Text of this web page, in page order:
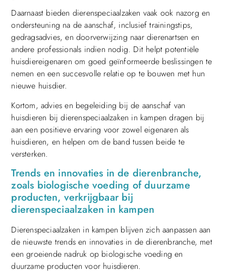
Daarnaast bieden dierenspeciaalzaken vaak ook nazorg en
ondersteuning na de aanschaf, inclusief trainingstips,
gedragsadvies, en doorverwijzing naar dierenartsen en
andere professionals indien nodig. Dit helpt potentiële
huisdiereigenaren om goed geïnformeerde beslissingen te
nemen en een succesvolle relatie op te bouwen met hun
nieuwe huisdier.
Kortom, advies en begeleiding bij de aanschaf van
huisdieren bij dierenspeciaalzaken in kampen dragen bij
aan een positieve ervaring voor zowel eigenaren als
huisdieren, en helpen om de band tussen beide te
versterken.
Trends en innovaties in de dierenbranche,
zoals biologische voeding of duurzame
producten, verkrijgbaar bij
dierenspeciaalzaken in kampen
Dierenspeciaalzaken in kampen blijven zich aanpassen aan
de nieuwste trends en innovaties in de dierenbranche, met
een groeiende nadruk op biologische voeding en
duurzame producten voor huisdieren.